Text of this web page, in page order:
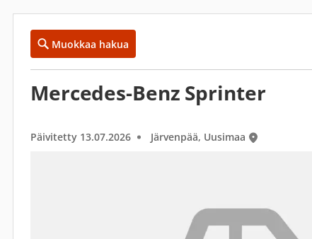
Muokkaa hakua
Mercedes-Benz Sprinter
Päivitetty 13.07.2026 Järvenpää, Uusimaa